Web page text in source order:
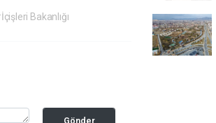
Bakanlığı
Gönder